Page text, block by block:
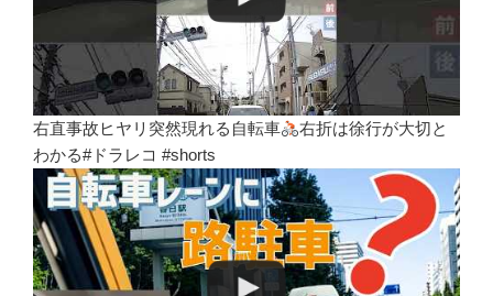
右直事故ヒヤリ突然現れる自転車
右折は徐行が大切と
わかる#ドラレコ #shorts